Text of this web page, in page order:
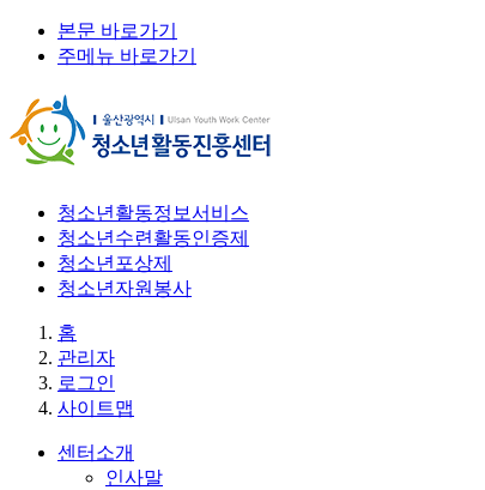
본문 바로가기
주메뉴 바로가기
청소년활동정보서비스
청소년수련활동인증제
청소년포상제
청소년자원봉사
홈
관리자
로그인
사이트맵
센터소개
인사말